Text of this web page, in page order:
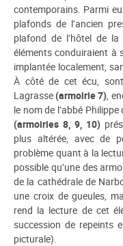
contemporains. Parmi
plafonds de l’ancien
plafond de l’hôtel de
éléments conduiraient à
implantée localement,
À côté de cet écu,
Lagrasse (armoirie 7) ,
le nom de l’abbé
(armoiries 8, 9, 10)
plus altérée, avec de
problème quant à la
possible qu’une des
de la cathédrale de
une croix de gueules,
rend la lecture de cet
succession de repeints
picturale).